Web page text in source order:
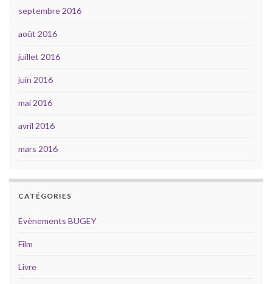
septembre 2016
août 2016
juillet 2016
juin 2016
mai 2016
avril 2016
mars 2016
CATÉGORIES
Évènements BUGEY
Film
Livre